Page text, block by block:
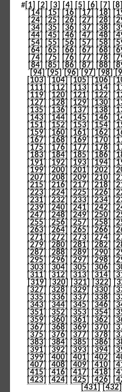
#[1] [2] [3] [4] [5] [6] [7] [8]
[14] [15] [16] [17] [18]
[24] [25] [26] [27] [28]
[34] [35] [36] [37] [38]
[44] [45] [46] [47] [48]
[54] [55] [56] [57] [58]
[64] [65] [66] [67] [68]
[74] [75] [76] [77] [78]
[84] [85] [86] [87] [88]
[94] [95] [96] [97] [98]
[103] [104] [105] [106]
[111] [112] [113] [114]
[119] [120] [121] [122]
[127] [128] [129] [130]
[135] [136] [137] [138]
[143] [144] [145] [146]
[151] [152] [153] [154]
[159] [160] [161] [162]
[167] [168] [169] [170]
[175] [176] [177] [178]
[183] [184] [185] [186]
[191] [192] [193] [194]
[199] [200] [201] [202]
[207] [208] [209] [210]
[215] [216] [217] [218]
[223] [224] [225] [226]
[231] [232] [233] [234]
[239] [240] [241] [242]
[247] [248] [249] [250]
[255] [256] [257] [258]
[263] [264] [265] [266]
[271] [272] [273] [274]
[279] [280] [281] [282]
[287] [288] [289] [290]
[295] [296] [297] [298]
[303] [304] [305] [306]
[311] [312] [313] [314]
[319] [320] [321] [322]
[327] [328] [329] [330]
[335] [336] [337] [338]
[343] [344] [345] [346]
[351] [352] [353] [354]
[359] [360] [361] [362]
[367] [368] [369] [370]
[375] [376] [377] [378]
[383] [384] [385] [386]
[391] [392] [393] [394]
[399] [400] [401] [402]
[407] [408] [409] [410]
[415] [416] [417] [418]
[423] [424] [425] [426]
[431] [432]